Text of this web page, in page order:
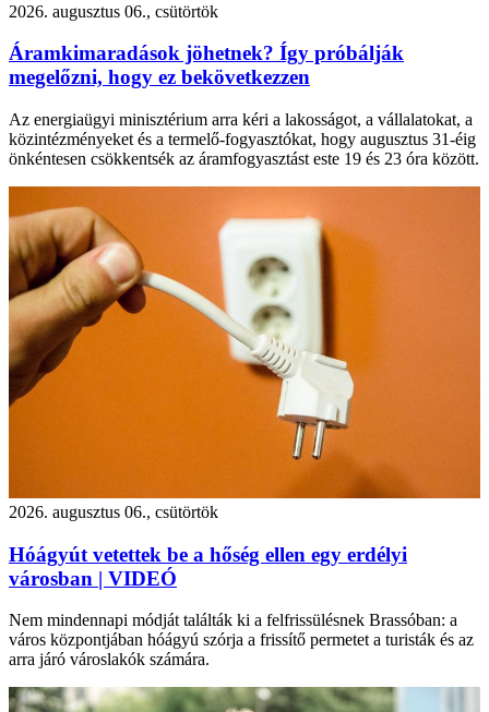
2026. augusztus 06., csütörtök
Áramkimaradások jöhetnek? Így próbálják
megelőzni, hogy ez bekövetkezzen
Az energiaügyi minisztérium arra kéri a lakosságot, a vállalatokat, a
közintézményeket és a termelő-fogyasztókat, hogy augusztus 31-éig
önkéntesen csökkentsék az áramfogyasztást este 19 és 23 óra között.
2026. augusztus 06., csütörtök
Hóágyút vetettek be a hőség ellen egy erdélyi
városban | VIDEÓ
Nem mindennapi módját találták ki a felfrissülésnek Brassóban: a
város központjában hóágyú szórja a frissítő permetet a turisták és az
arra járó városlakók számára.